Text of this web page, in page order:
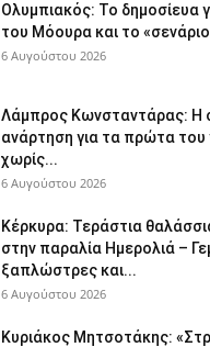
Ολυμπιακός: Το δημοσίευα
του Μόουρα και το
6 Αυγούστου 2026
Λάμπρος Κωνσταντάρας: Η
ανάρτηση για τα πρώτα του
χωρίς...
6 Αυγούστου 2026
Κέρκυρα: Τεράστια
στην παραλία Ημερολιά –
ξαπλώστρες και...
6 Αυγούστου 2026
Κυριάκος Μητσοτάκης: